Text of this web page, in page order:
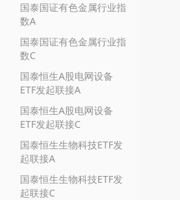
国泰国证有色金属行业指
数A
国泰国证有色金属行业指
数C
国泰恒生A股电网设备
ETF发起联接A
国泰恒生A股电网设备
ETF发起联接C
国泰恒生生物科技ETF发
起联接A
国泰恒生生物科技ETF发
起联接C